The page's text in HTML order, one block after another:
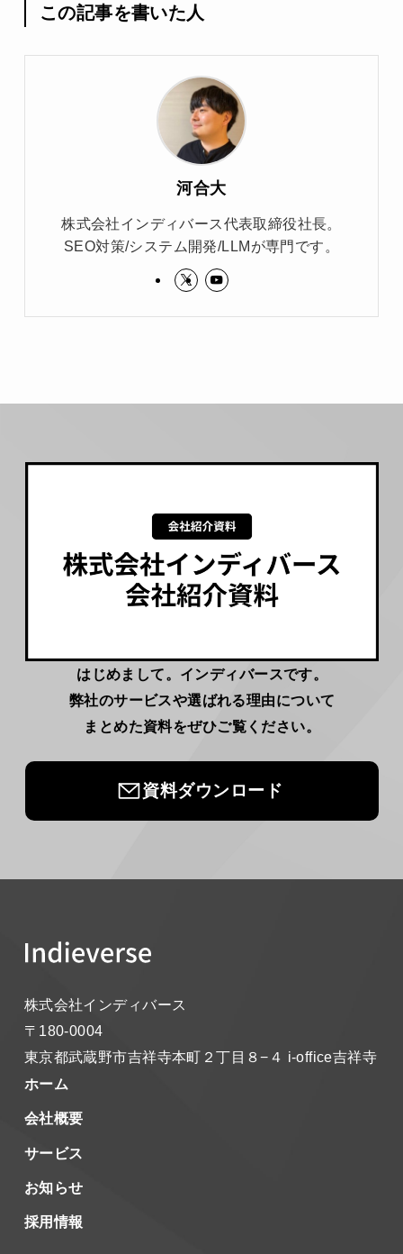
この記事を書いた人
河合大
株式会社インディバース代表取締役社長。
SEO対策/システム開発/LLMが専門です。
はじめまして。インディバースです。
弊社のサービスや選ばれる理由について
まとめた資料をぜひご覧ください。
資料ダウンロード
株式会社インディバース
〒180-0004
東京都武蔵野市吉祥寺本町２丁目８−４ i-office吉祥寺
ホーム
会社概要
サービス
お知らせ
採用情報